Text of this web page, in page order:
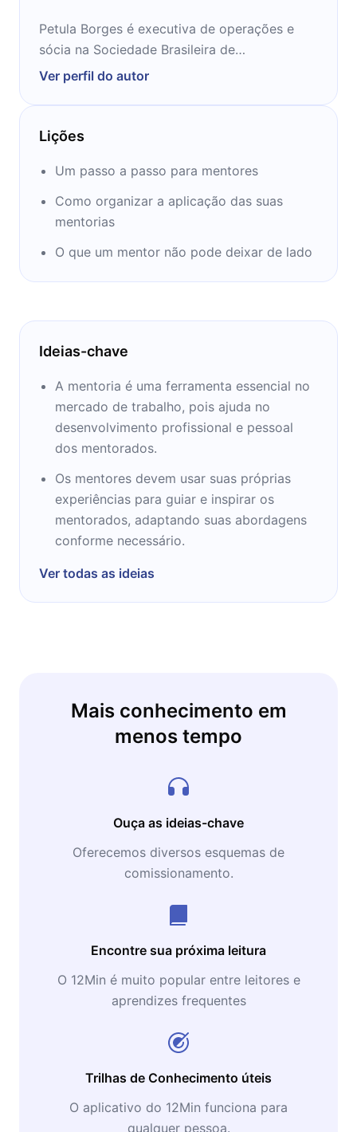
Petula Borges é executiva de operações e
sócia na Sociedade Brasileira de
Desenvolvimento Comportamental. Já atuou
e Cecrisa.
Ver perfil do autor
Lições
Um passo a passo para mentores
Como organizar a aplicação das suas
mentorias
O que um mentor não pode deixar de lado
Ideias-chave
A mentoria é uma ferramenta essencial no
mercado de trabalho, pois ajuda no
desenvolvimento profissional e pessoal
dos mentorados.
Os mentores devem usar suas próprias
experiências para guiar e inspirar os
mentorados, adaptando suas abordagens
conforme necessário.
Ver todas as ideias
Mais conhecimento em
menos tempo
Ouça as ideias-chave
Oferecemos diversos esquemas de
comissionamento.
Encontre sua próxima leitura
O 12Min é muito popular entre leitores e
aprendizes frequentes
Trilhas de Conhecimento úteis
O aplicativo do 12Min funciona para
qualquer pessoa.